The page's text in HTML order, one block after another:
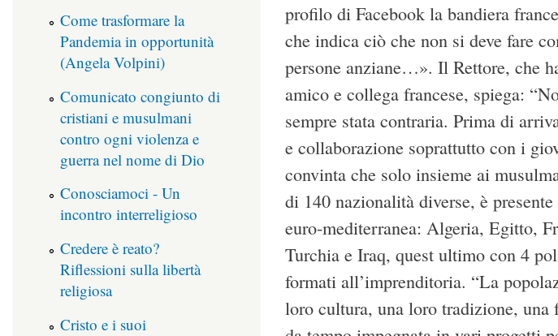
profilo di Facebook la bandiera
che indica ciò che non si deve fare
persone anziane…». Il Rettore, che
amico e collega francese, spiega:
sempre stata contraria. Prima di
e collaborazione soprattutto con i
convinta che solo insieme ai
di 140 nazionalità diverse, è
euro-mediterranea: Algeria, Egitto,
Turchia e Iraq, quest ultimo con 4
formati all’imprenditoria. “La
loro cultura, una loro tradizione, una
Come trasformare la
Pandemia in opportunità
(Angela Volpini)
Comunicato congiunto di
cristiani e musulmani
contro ogni violenza e
guerra nel nome di Dio
Conosciamoci - Un
incontro interreligioso
Credere è reato?
Riflessioni sulla libertà
religiosa
Cristo e i suoi